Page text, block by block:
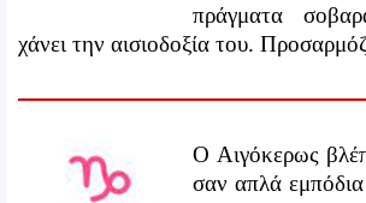
πράγματα
χάνει την αισιοδοξία του.
Ο Αιγόκερως
σαν απλά